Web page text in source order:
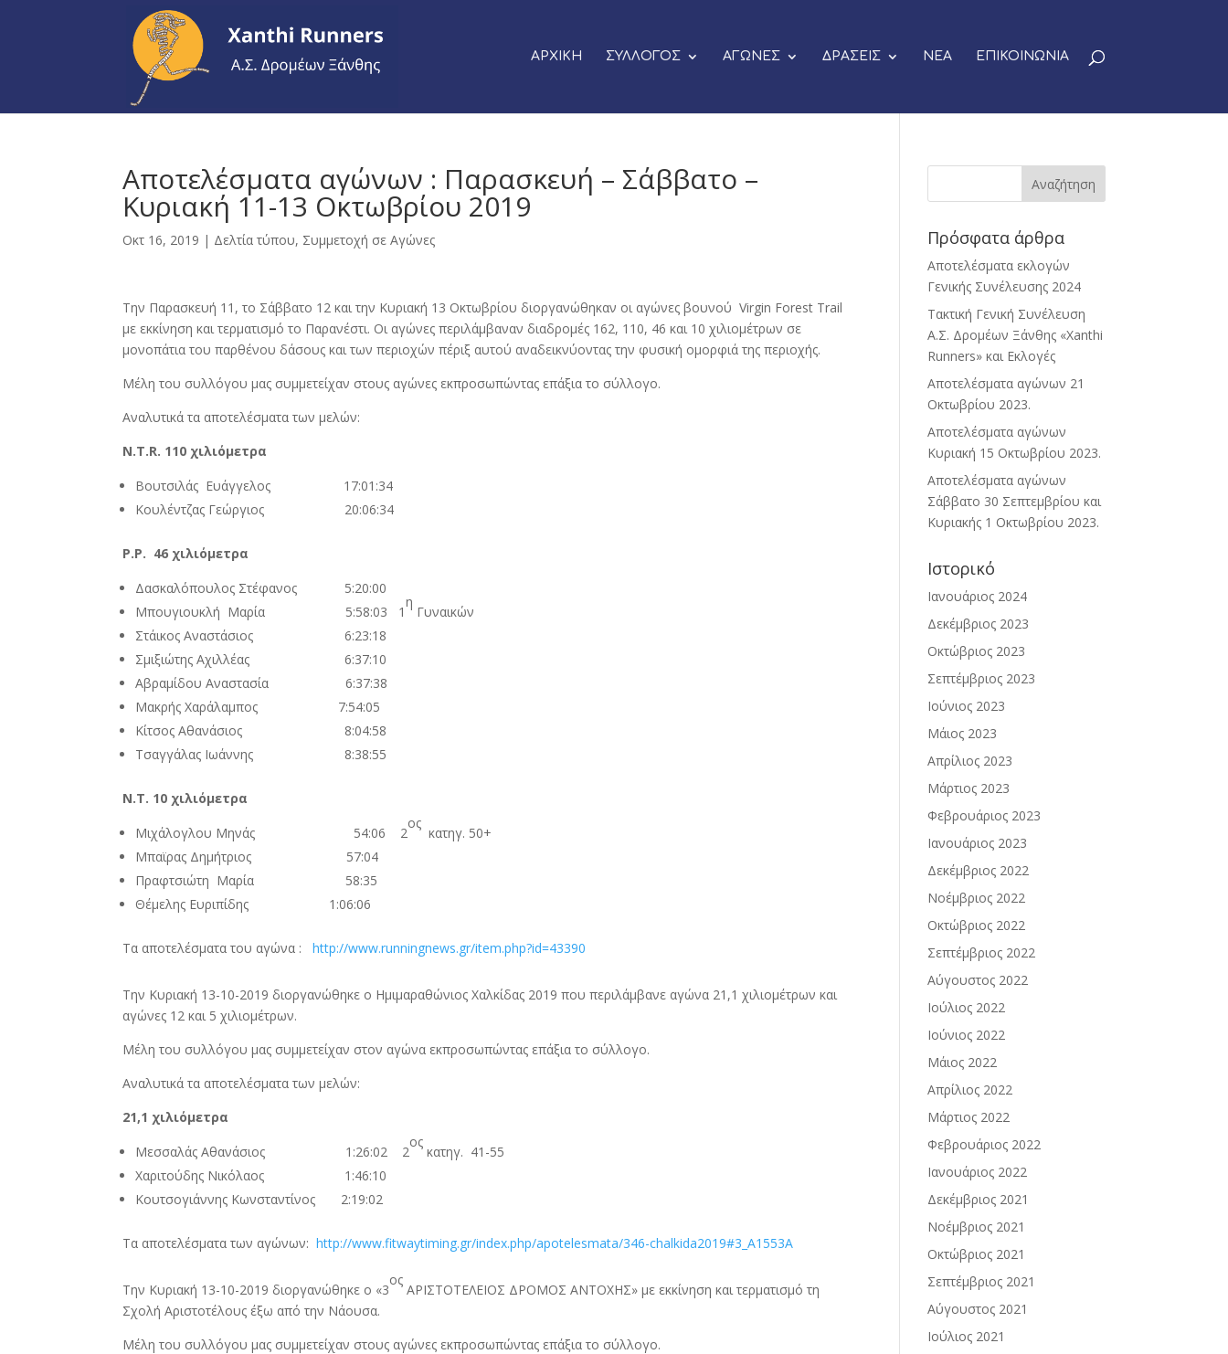
ΑΡΧΙΚΗ ΣΥΛΛΟΓΟΣ ΑΓΩΝΕΣ ΔΡΑΣΕΙΣ ΝΕΑ ΕΠΙΚΟΙΝΩΝΙΑ
Αποτελέσματα αγώνων : Παρασκευή – Σάββατο –
Κυριακή 11-13 Οκτωβρίου 2019
Οκτ 16, 2019 | Δελτία τύπου, Συμμετοχή σε Αγώνες
Την Παρασκευή 11, το Σάββατο 12 και την Κυριακή 13 Οκτωβρίου διοργανώθηκαν οι αγώνες βουνού Virgin Forest Trail
με εκκίνηση και τερματισμό το Παρανέστι. Οι αγώνες περιλάμβαναν διαδρομές 162, 110, 46 και 10 χιλιομέτρων σε
μονοπάτια του παρθένου δάσους και των περιοχών πέριξ αυτού αναδεικνύοντας την φυσική ομορφιά της περιοχής.
Μέλη του συλλόγου μας συμμετείχαν στους αγώνες εκπροσωπώντας επάξια το σύλλογο.
Αναλυτικά τα αποτελέσματα των μελών:
N.T.R. 110 χιλιόμετρα
Βουτσιλάς Ευάγγελος 17:01:34
Κουλέντζας Γεώργιος 20:06:34
P.P. 46 χιλιόμετρα
Δασκαλόπουλος Στέφανος 5:20:00
Μπουγιουκλή Μαρία 5:58:03 1
η
Γυναικών
Στάικος Αναστάσιος 6:23:18
Σμιξιώτης Αχιλλέας 6:37:10
Αβραμίδου Αναστασία 6:37:38
Μακρής Χαράλαμπος 7:54:05
Κίτσος Αθανάσιος 8:04:58
Τσαγγάλας Ιωάννης 8:38:55
N.T. 10 χιλιόμετρα
Μιχάλογλου Μηνάς 54:06 2
ος
κατηγ. 50+
Μπαϊρας Δημήτριος 57:04
Πραφτσιώτη Μαρία 58:35
Θέμελης Ευριπίδης 1:06:06
Τα αποτελέσματα του αγώνα :http://www.runningnews.gr/item.php?id=43390
Την Κυριακή 13-10-2019 διοργανώθηκε ο Ημιμαραθώνιος Χαλκίδας 2019 που περιλάμβανε αγώνα 21,1 χιλιομέτρων και
αγώνες 12 και 5 χιλιομέτρων.
Μέλη του συλλόγου μας συμμετείχαν στον αγώνα εκπροσωπώντας επάξια το σύλλογο.
Αναλυτικά τα αποτελέσματα των μελών:
21,1 χιλιόμετρα
Μεσσαλάς Αθανάσιος 1:26:02 2
ος
κατηγ. 41-55
Χαριτούδης Νικόλαος 1:46:10
Κουτσογιάννης Κωνσταντίνος 2:19:02
Τα αποτελέσματα των αγώνων:http://www.fitwaytiming.gr/index.php/apotelesmata/346-chalkida2019#3_A1553A
Την Κυριακή 13-10-2019 διοργανώθηκε ο «3
ος
ΑΡΙΣΤΟΤΕΛΕΙΟΣ ΔΡΟΜΟΣ ΑΝΤΟΧΗΣ» με εκκίνηση και τερματισμό τη
Σχολή Αριστοτέλους έξω από την Νάουσα.
Μέλη του συλλόγου μας συμμετείχαν στους αγώνες εκπροσωπώντας επάξια το σύλλογο.
Πρόσφατα άρθρα
Αποτελέσματα εκλογών
Γενικής Συνέλευσης 2024
Τακτική Γενική Συνέλευση
Α.Σ. Δρομέων Ξάνθης «Xanthi
Runners» και Εκλογές
Αποτελέσματα αγώνων 21
Οκτωβρίου 2023.
Αποτελέσματα αγώνων
Κυριακή 15 Οκτωβρίου 2023.
Αποτελέσματα αγώνων
Σάββατο 30 Σεπτεμβρίου και
Κυριακής 1 Οκτωβρίου 2023.
Ιστορικό
Ιανουάριος 2024
Δεκέμβριος 2023
Οκτώβριος 2023
Σεπτέμβριος 2023
Ιούνιος 2023
Μάιος 2023
Απρίλιος 2023
Μάρτιος 2023
Φεβρουάριος 2023
Ιανουάριος 2023
Δεκέμβριος 2022
Νοέμβριος 2022
Οκτώβριος 2022
Σεπτέμβριος 2022
Αύγουστος 2022
Ιούλιος 2022
Ιούνιος 2022
Μάιος 2022
Απρίλιος 2022
Μάρτιος 2022
Φεβρουάριος 2022
Ιανουάριος 2022
Δεκέμβριος 2021
Νοέμβριος 2021
Οκτώβριος 2021
Σεπτέμβριος 2021
Αύγουστος 2021
Ιούλιος 2021